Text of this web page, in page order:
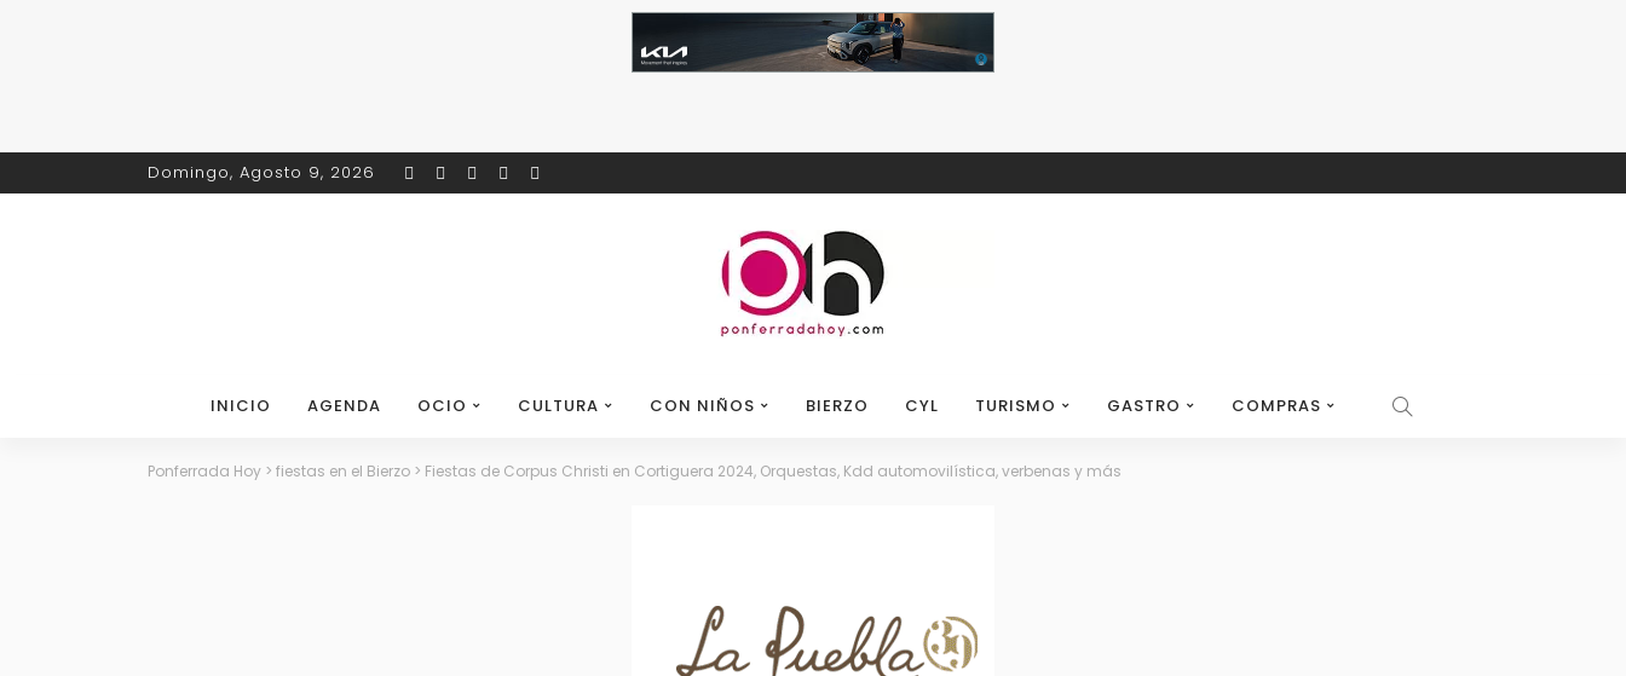
Domingo, Agosto 9, 2026
INICIO AGENDA OCIO CULTURA CON NIÑOS BIERZO CYL TURISMO GASTRO COMPRAS
Ponferrada Hoy > fiestas en el Bierzo > Fiestas de Corpus Christi en Cortiguera 2024, Orquestas, Kdd automovilística, verbenas y más